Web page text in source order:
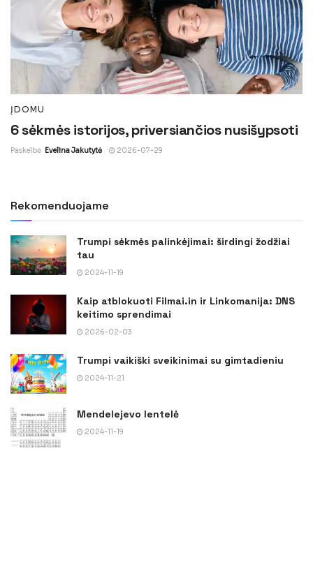
ĮDOMU
6 sėkmės istorijos, priversiančios nusišypsoti
Paskelbė Evelina Jakutytė 2026-07-29
Rekomenduojame
Trumpi sėkmės palinkėjimai: širdingi žodžiai
tau
2024-11-19
Kaip atblokuoti Filmai.in ir Linkomanija: DNS
keitimo sprendimai
2026-02-03
Trumpi vaikiški sveikinimai su gimtadieniu
2024-11-21
Mendelejevo lentelė
2024-11-19